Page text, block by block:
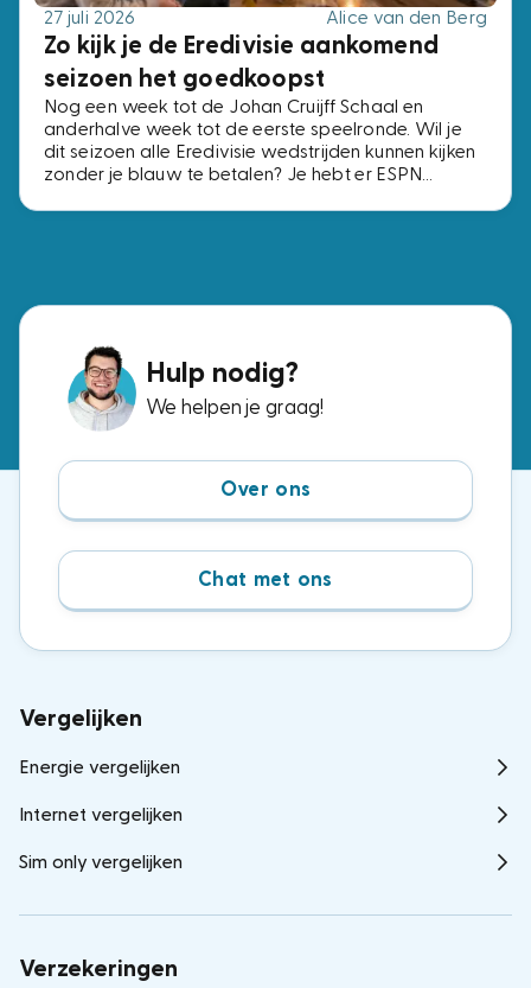
27 juli 2026
Alice van den Berg
Zo kijk je de Eredivisie aankomend
seizoen het goedkoopst
Nog een week tot de Johan Cruijff Schaal en
anderhalve week tot de eerste speelronde. Wil je
dit seizoen alle Eredivisie wedstrijden kunnen kijken
zonder je blauw te betalen? Je hebt er ESPN
Hulp nodig?
We helpen je graag!
Over ons
Chat met ons
Vergelijken
Energie vergelijken
Internet vergelijken
Sim only vergelijken
Verzekeringen